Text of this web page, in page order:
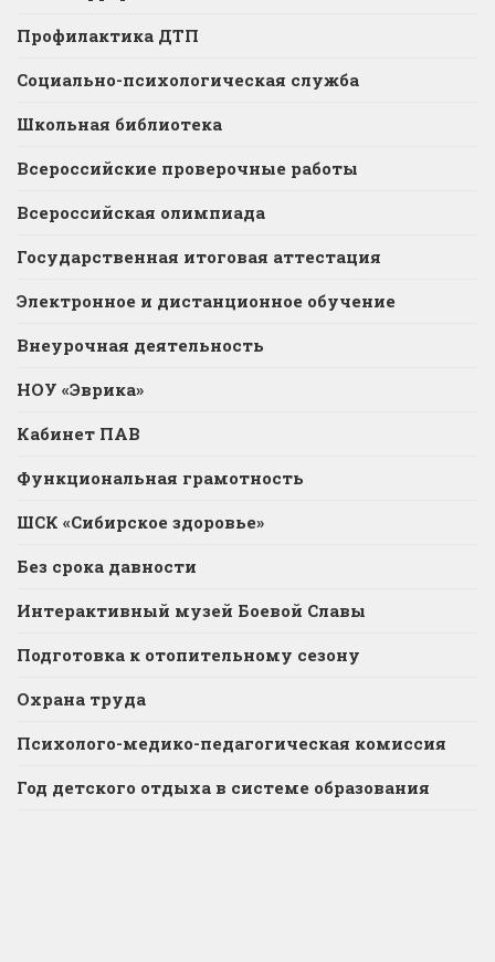
Профилактика ДТП
Социально-психологическая служба
Школьная библиотека
Всероссийские проверочные работы
Всероссийская олимпиада
Государственная итоговая аттестация
Электронное и дистанционное обучение
Внеурочная деятельность
НОУ «Эврика»
Кабинет ПАВ
Функциональная грамотность
ШСК «Сибирское здоровье»
Без срока давности
Интерактивный музей Боевой Славы
Подготовка к отопительному сезону
Охрана труда
Психолого-медико-педагогическая комиссия
Год детского отдыха в системе образования